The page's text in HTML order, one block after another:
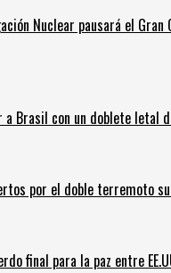
Nuclear pausará el
Brasil con un doblete letal
por el doble terremoto
final para la paz entre